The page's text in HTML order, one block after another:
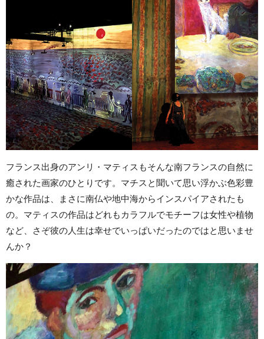
フランス出身のアンリ・マティスもそんな南フランスの自然に
癒された画家のひとりです。マチスと聞いて思い浮かぶ色彩豊
かな作品は、まさに南仏や地中海からインスパイアされたも
の。マティスの作品はどれもカラフルでモチーフは女性や植物
など、さぞ彼の人生は幸せでいっぱいだったのではと思いませ
んか？